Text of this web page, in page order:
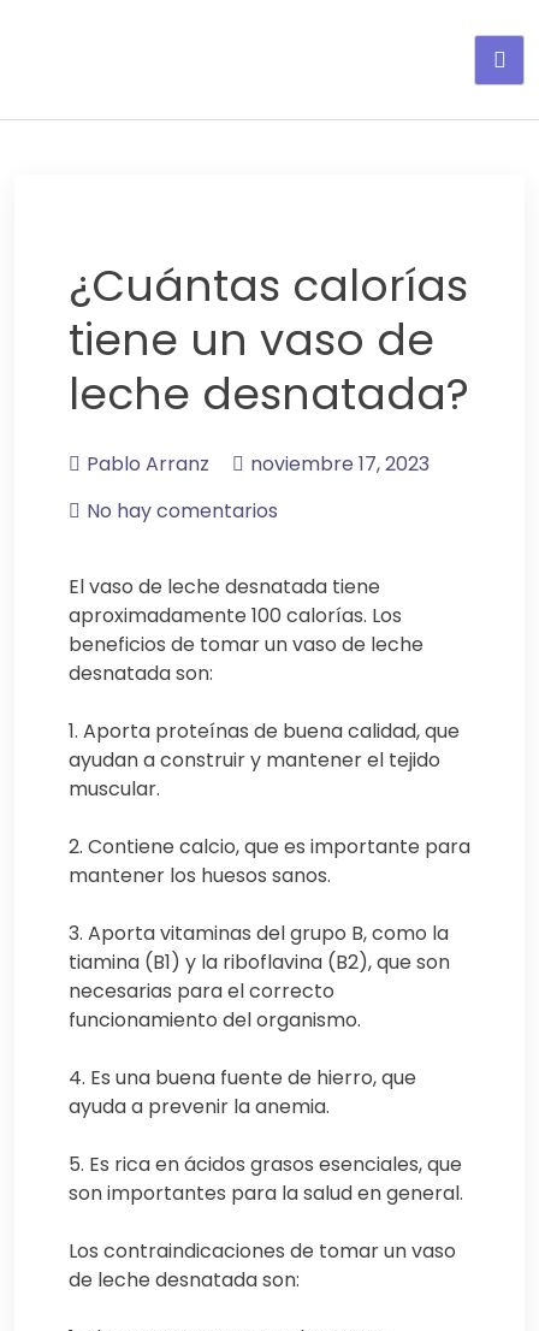
¿Cuántas calorías
tiene un vaso de
leche desnatada?
Pablo Arranz
noviembre 17, 2023
No hay comentarios
El vaso de leche desnatada tiene
aproximadamente 100 calorías. Los
beneficios de tomar un vaso de leche
desnatada son:
1. Aporta proteínas de buena calidad, que
ayudan a construir y mantener el tejido
muscular.
2. Contiene calcio, que es importante para
mantener los huesos sanos.
3. Aporta vitaminas del grupo B, como la
tiamina (B1) y la riboflavina (B2), que son
necesarias para el correcto
funcionamiento del organismo.
4. Es una buena fuente de hierro, que
ayuda a prevenir la anemia.
5. Es rica en ácidos grasos esenciales, que
son importantes para la salud en general.
Los contraindicaciones de tomar un vaso
de leche desnatada son: